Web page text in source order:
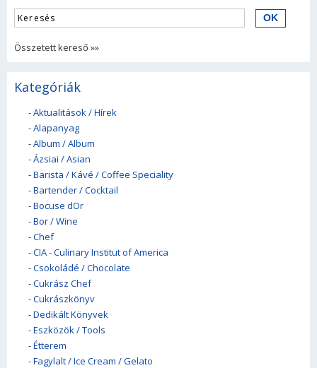
Összetett kereső »»
Kategóriák
-Aktualitások / Hírek
-Alapanyag
-Album / Album
-Ázsiai / Asian
-Barista / Kávé / Coffee Speciality
-Bartender / Cocktail
-Bocuse dOr
-Bor / Wine
-Chef
-CIA - Culinary Institut of America
-Csokoládé / Chocolate
-Cukrász Chef
-Cukrászkönyv
-Dedikált Könyvek
-Eszközök / Tools
-Étterem
-Fagylalt / Ice Cream / Gelato